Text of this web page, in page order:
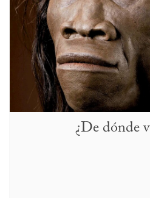
¿De dónde